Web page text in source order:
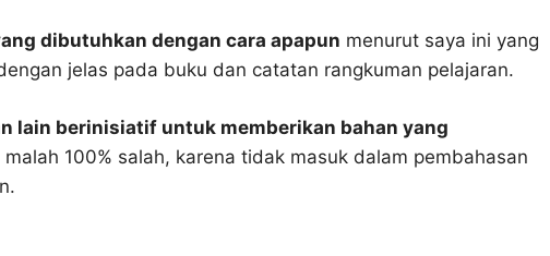
dibutuhkan dengan cara apapun menurut saya ini yang
jelas pada buku dan catatan rangkuman pelajaran.
lain berinisiatif untuk memberikan bahan yang
100% salah, karena tidak masuk dalam pembahasan